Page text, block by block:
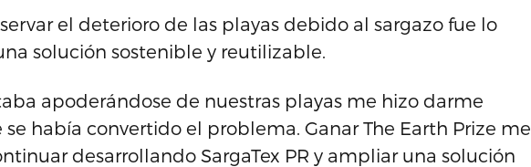
el deterioro de las playas debido al sargazo fue lo
solución sostenible y reutilizable.
apoderándose de nuestras playas me hizo darme
había convertido el problema. Ganar The Earth Prize me
desarrollando SargaTex PR y ampliar una solución